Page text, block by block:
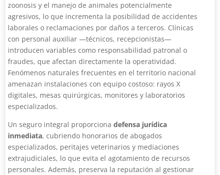
zoonosis y el manejo de animales potencialmente
agresivos, lo que incrementa la posibilidad de accidentes
laborales o reclamaciones por daños a terceros. Clínicas
con personal auxiliar —técnicos, recepcionistas—
introducen variables como responsabilidad patronal o
fraudes, que afectan directamente la operatividad.
Fenómenos naturales frecuentes en el territorio nacional
amenazan instalaciones con equipo costoso: rayos X
digitales, mesas quirúrgicas, monitores y laboratorios
especializados.
Un seguro integral proporcionadefensa jurídica
inmediata, cubriendo honorarios de abogados
especializados, peritajes veterinarios y mediaciones
extrajudiciales, lo que evita el agotamiento de recursos
personales. Además, preserva la reputación al gestionar